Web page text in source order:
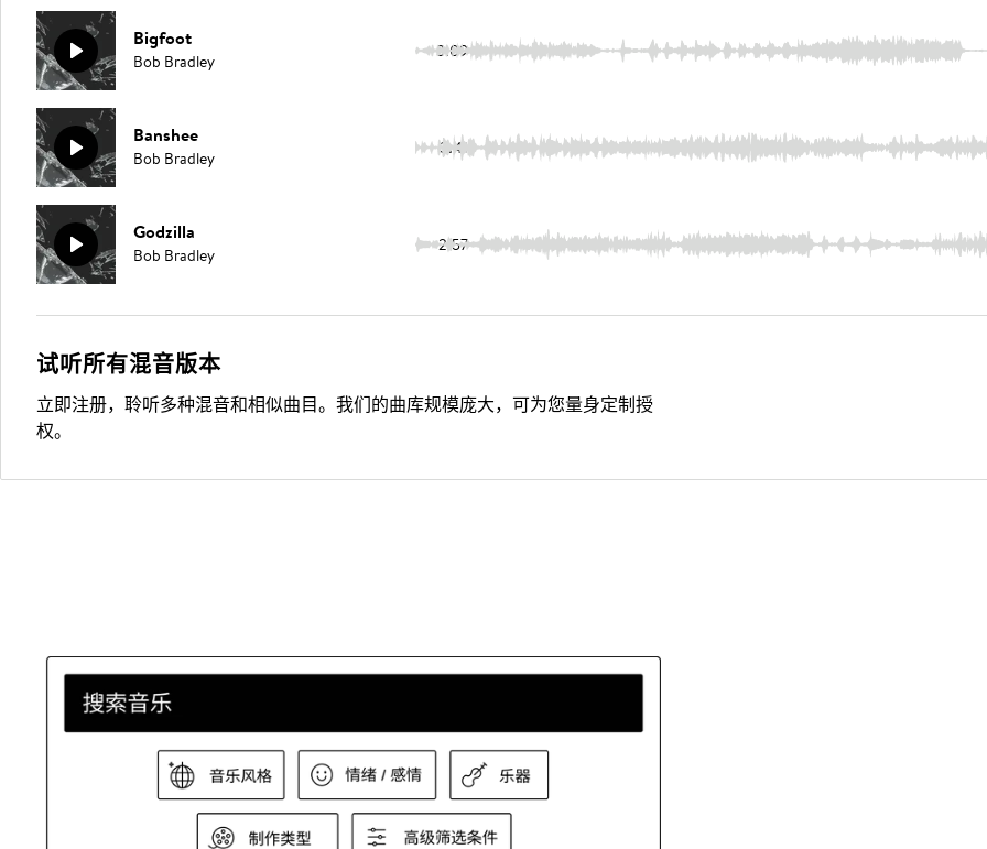
Bigfoot
Bob Bradley 3:09
Banshee
Bob Bradley 3:41
Godzilla
Bob Bradley 2:57
试听所有混音版本
立即注册，聆听多种混音和相似曲目。我们的曲库规模庞大，可为您量身定制授
权。